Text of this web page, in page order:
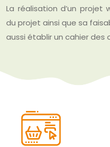
La réalisation d’un projet
du projet ainsi que sa
aussi établir un cahier des